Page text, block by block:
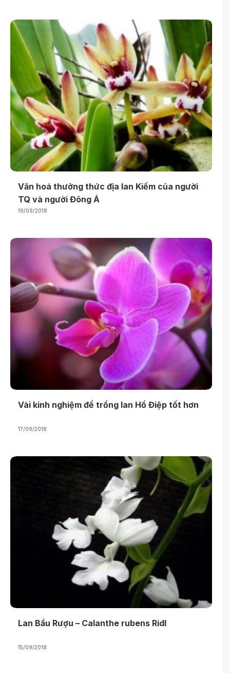
Văn hoá thưởng thức địa lan Kiếm của người
TQ và người Đông Á
19/09/2018
Vài kinh nghiệm để trồng lan Hồ Điệp tốt hơn
17/09/2018
Lan Bầu Rượu – Calanthe rubens Ridl
15/09/2018